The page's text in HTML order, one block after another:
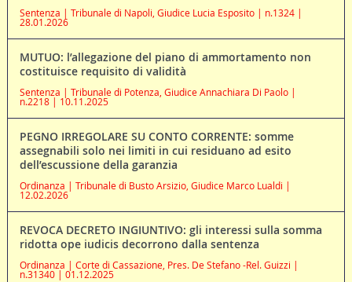
Sentenza | Tribunale di Napoli, Giudice Lucia Esposito | n.1324 |
28.01.2026
MUTUO: l’allegazione del piano di ammortamento non
costituisce requisito di validità
Sentenza | Tribunale di Potenza, Giudice Annachiara Di Paolo |
n.2218 | 10.11.2025
PEGNO IRREGOLARE SU CONTO CORRENTE: somme
assegnabili solo nei limiti in cui residuano ad esito
dell’escussione della garanzia
Ordinanza | Tribunale di Busto Arsizio, Giudice Marco Lualdi |
12.02.2026
REVOCA DECRETO INGIUNTIVO: gli interessi sulla somma
ridotta ope iudicis decorrono dalla sentenza
Ordinanza | Corte di Cassazione, Pres. De Stefano -Rel. Guizzi |
n.31340 | 01.12.2025